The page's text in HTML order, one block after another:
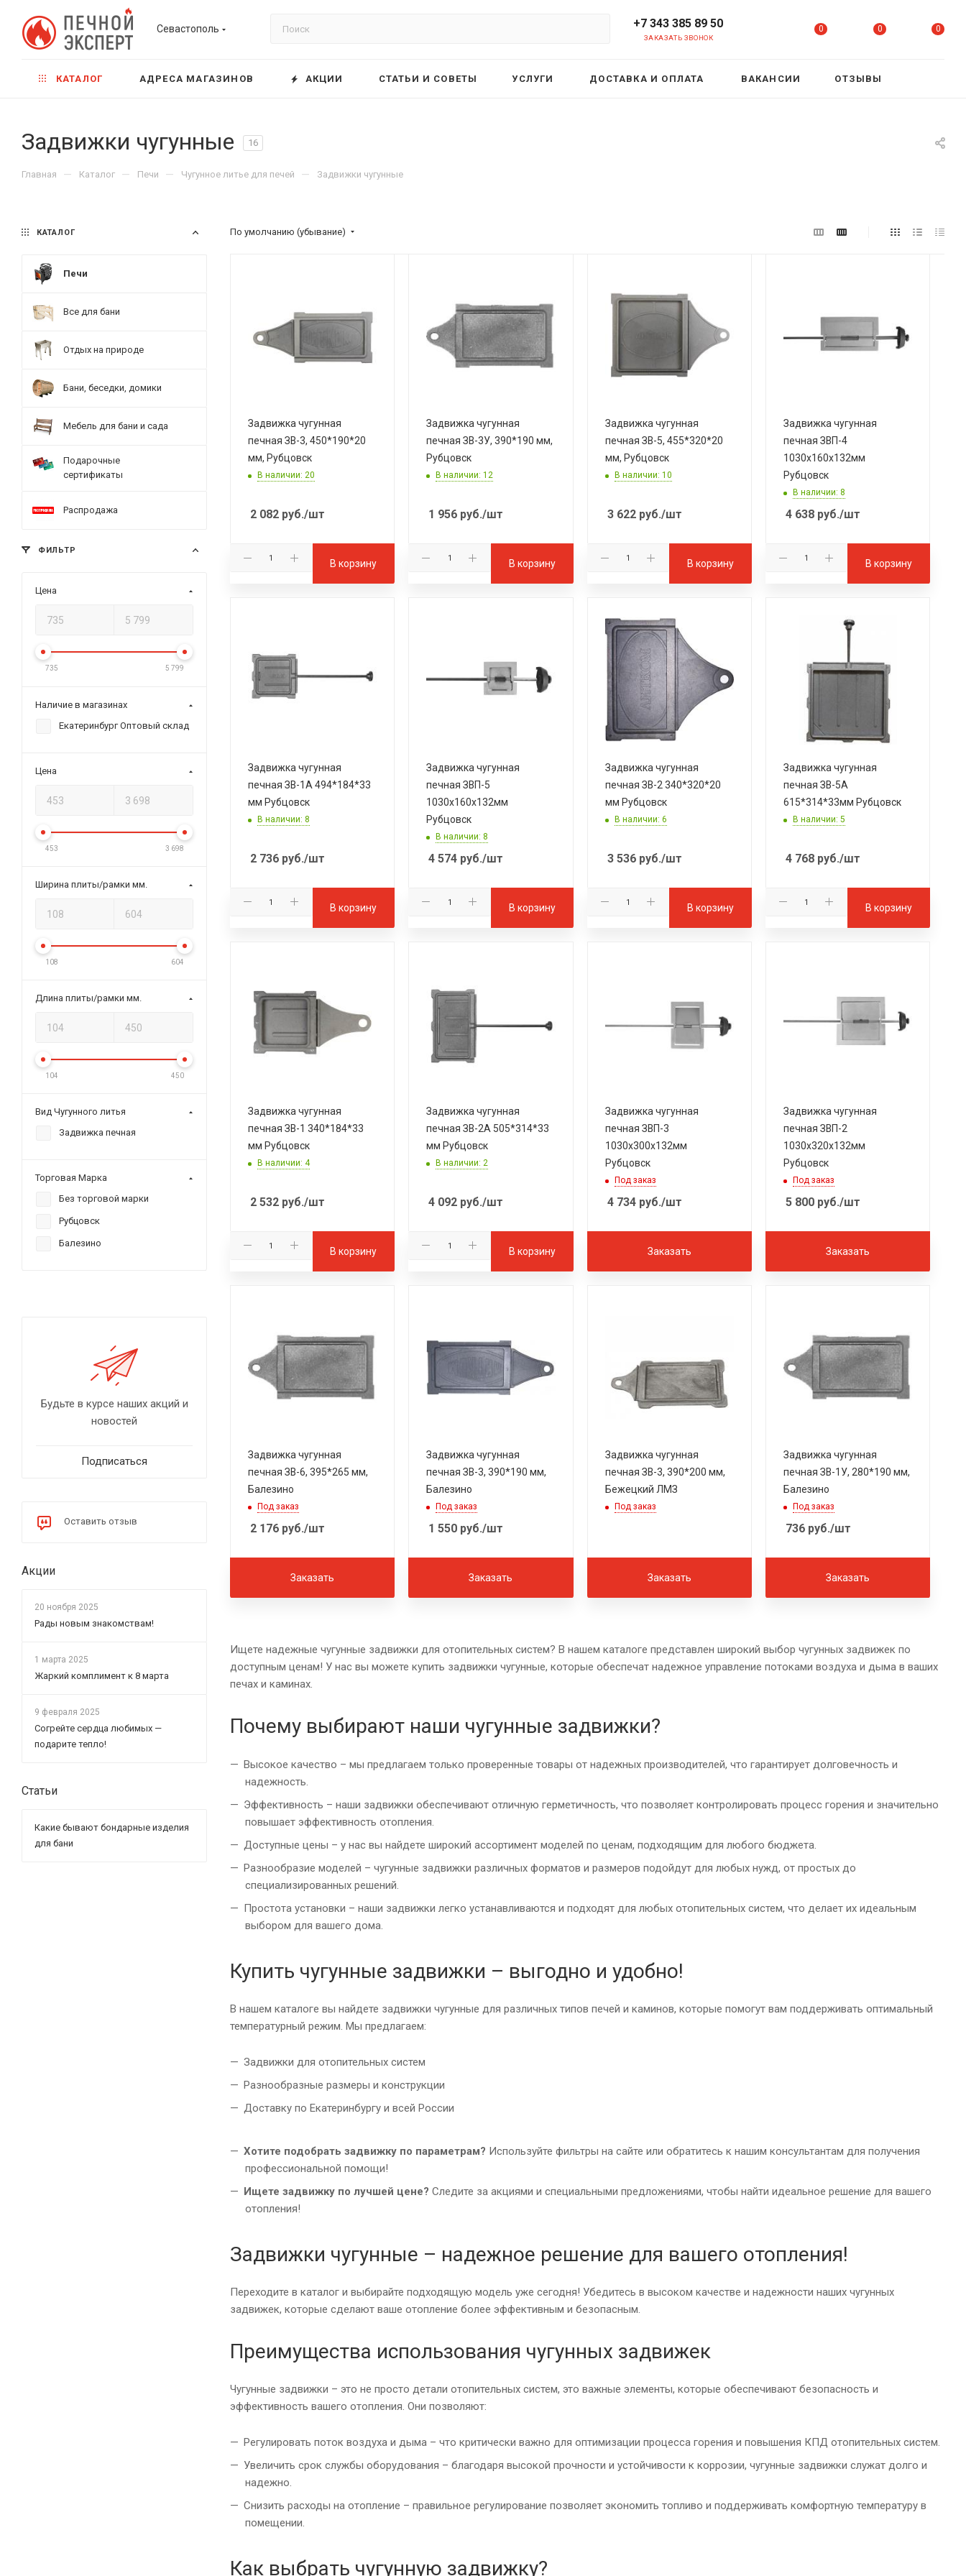
Севастополь +7 343 385 89 50
ЗАКАЗАТЬ ЗВОНОК
0 0 0
КАТАЛОГ АДРЕСА МАГАЗИНОВ АКЦИИ СТАТЬИ И СОВЕТЫ УСЛУГИ ДОСТАВКА И ОПЛАТА ВАКАНСИИ ОТЗЫВЫ
Задвижки чугунные 16
Главная — Каталог — Печи — Чугунное литье для печей — Задвижки чугунные
По умолчанию (убывание)
Задвижка чугунная
печная ЗВ-3, 450*190*20
мм, Рубцовск
В наличии: 20
2 082 руб./шт
В корзину
Задвижка чугунная
печная ЗВ-3У, 390*190 мм,
Рубцовск
В наличии: 12
1 956 руб./шт
В корзину
Задвижка чугунная
печная ЗВ-5, 455*320*20
мм, Рубцовск
В наличии: 10
3 622руб./шт
В корзину
Задвижка чугунная
печная ЗВП-4
1030х160х132мм
Рубцовск
В наличии: 8
4 638руб./шт
В корзину
Задвижка чугунная
печная ЗВ-1А 494*184*33
мм Рубцовск
В наличии: 8
2 736 руб./шт
В корзину
Задвижка чугунная
печная ЗВП-5
1030х160х132мм
Рубцовск
В наличии: 8
4 574 руб./шт
В корзину
Задвижка чугунная
печная ЗВ-2 340*320*20
мм Рубцовск
В наличии: 6
3 536руб./шт
В корзину
Задвижка чугунная
печная ЗВ-5А
615*314*33мм Рубцовск
В наличии: 5
4 768руб./шт
В корзину
Задвижка чугунная
печная ЗВ-1 340*184*33
мм Рубцовск
В наличии: 4
2 532 руб./шт
В корзину
Задвижка чугунная
печная ЗВ-2А 505*314*33
мм Рубцовск
В наличии: 2
4 092 руб./шт
В корзину
Задвижка чугунная
печная ЗВП-3
1030х300х132мм
Рубцовск
Под заказ
4 734руб./шт
Заказать
Задвижка чугунная
печная ЗВП-2
1030х320х132мм
Рубцовск
Под заказ
5 800руб./шт
Заказать
Задвижка чугунная
печная ЗВ-6, 395*265 мм,
Балезино
Под заказ
2 176 руб./шт
Заказать
Задвижка чугунная
печная ЗВ-3, 390*190 мм,
Балезино
Под заказ
1 550 руб./шт
Заказать
Задвижка чугунная
печная ЗВ-3, 390*200 мм,
Бежецкий ЛМЗ
Под заказ
Заказать
Задвижка чугунная
печная ЗВ-1У, 280*190 мм,
Балезино
Под заказ
736руб./шт
Заказать
Ищете надежные чугунные задвижки для отопительных систем? В нашем каталоге представлен широкий выбор чугунных задвижек по
доступным ценам! У нас вы можете купить задвижки чугунные, которые обеспечат надежное управление потоками воздуха и дыма в ваших
печах и каминах.
Почему выбирают наши чугунные задвижки?
Высокое качество – мы предлагаем только проверенные товары от надежных производителей, что гарантирует долговечность и
надежность.
Эффективность – наши задвижки обеспечивают отличную герметичность, что позволяет контролировать процесс горения и значительно
повышает эффективность отопления.
Доступные цены – у нас вы найдете широкий ассортимент моделей по ценам, подходящим для любого бюджета.
Разнообразие моделей – чугунные задвижки различных форматов и размеров подойдут для любых нужд, от простых до
специализированных решений.
Простота установки – наши задвижки легко устанавливаются и подходят для любых отопительных систем, что делает их идеальным
выбором для вашего дома.
Купить чугунные задвижки – выгодно и удобно!
В нашем каталоге вы найдете задвижки чугунные для различных типов печей и каминов, которые помогут вам поддерживать оптимальный
температурный режим. Мы предлагаем:
Задвижки для отопительных систем
Разнообразные размеры и конструкции
Доставку по Екатеринбургу и всей России
Хотите подобрать задвижку по параметрам? Используйте фильтры на сайте или обратитесь к нашим консультантам для получения
профессиональной помощи!
Ищете задвижку по лучшей цене? Следите за акциями и специальными предложениями, чтобы найти идеальное решение для вашего
отопления!
Задвижки чугунные – надежное решение для вашего отопления!
Переходите в каталог и выбирайте подходящую модель уже сегодня! Убедитесь в высоком качестве и надежности наших чугунных
задвижек, которые сделают ваше отопление более эффективным и безопасным.
Преимущества использования чугунных задвижек
Чугунные задвижки – это не просто детали отопительных систем, это важные элементы, которые обеспечивают безопасность и
эффективность вашего отопления. Они позволяют:
Регулировать поток воздуха и дыма – что критически важно для оптимизации процесса горения и повышения КПД отопительных систем.
Увеличить срок службы оборудования – благодаря высокой прочности и устойчивости к коррозии, чугунные задвижки служат долго и
надежно.
Снизить расходы на отопление – правильное регулирование позволяет экономить топливо и поддерживать комфортную температуру в
помещении.
Как выбрать чугунную задвижку?
КАТАЛОГ
Печи
Все для бани
Отдых на природе
Бани, беседки, домики
Мебель для бани и сада
Подарочные
сертификаты
Распродажа
ФИЛЬТР
Цена
735 5 799
Наличие в магазинах
Екатеринбург Оптовый склад
Цена
453 3 698
Ширина плиты/рамки мм.
108 604
Длина плиты/рамки мм.
104 450
Вид Чугунного литья
Задвижка печная
Торговая Марка
Без торговой марки
Рубцовск
Балезино
Будьте в курсе наших акций и
новостей
Подписаться
Оставить отзыв
Акции
20 ноября 2025
Рады новым знакомствам!
1 марта 2025
Жаркий комплимент к 8 марта
9 февраля 2025
Согрейте сердца любимых —
подарите тепло!
Статьи
Какие бывают бондарные изделия
для бани